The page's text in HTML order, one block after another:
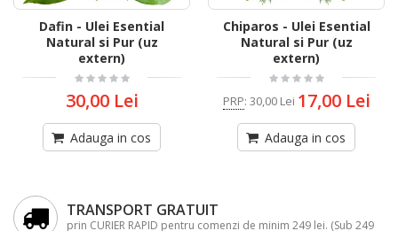
Dafin - Ulei Esential
Natural si Pur (uz
extern)
30,00 Lei
Adauga in cos
Chiparos - Ulei Esential
Natural si Pur (uz
extern)
PRP: 30,00 Lei 17,00 Lei
Adauga in cos
TRANSPORT GRATUIT
prin CURIER RAPID pentru comenzi de minim 249 lei. (Sub 249